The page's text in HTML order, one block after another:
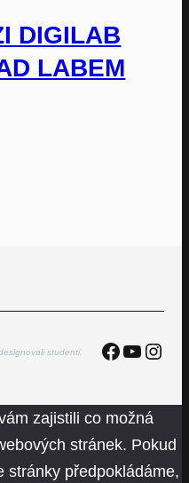
DIGILAB
LABEM
studenti.
zajistili co možná
stránek. Pokud
stránky předpokládáme,